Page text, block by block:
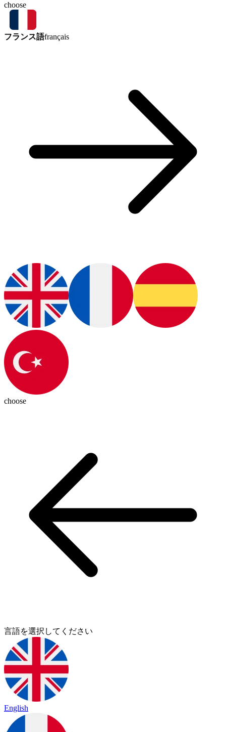
choose
フランス語français
choose
言語を選択してください
English